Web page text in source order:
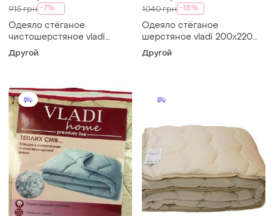
915 грн -7%
Одеяло стёганое
чистошерстяное vladi
200х220 бежевое
Другой
1040 грн -18%
Одеяло стёганое
шерстяное vladi 200х220
бежевое
Другой